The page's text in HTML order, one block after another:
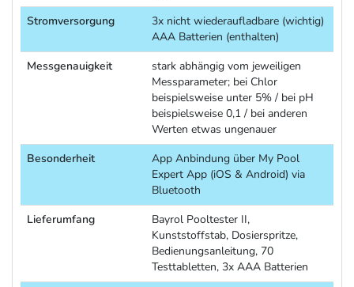
Stromversorgung
3x nicht wiederaufladbare (wichtig)
AAA Batterien (enthalten)
Messgenauigkeit
stark abhängig vom jeweiligen
Messparameter; bei Chlor
beispielsweise unter 5% / bei pH
beispielsweise 0,1 / bei anderen
Werten etwas ungenauer
Besonderheit
App Anbindung über My Pool
Expert App (iOS & Android) via
Bluetooth
Lieferumfang
Bayrol Pooltester II,
Kunststoffstab, Dosierspritze,
Bedienungsanleitung, 70
Testtabletten, 3x AAA Batterien